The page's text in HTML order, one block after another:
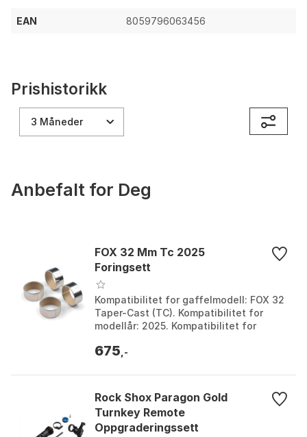
EAN 8059796063456
Prishistorikk
3 Måneder
Anbefalt for Deg
FOX 32 Mm Tc 2025
Foringsett
Kompatibilitet for gaffelmodell: FOX 32
Taper-Cast (TC). Kompatibilitet for
modellår: 2025. Kompatibilitet for
Fullt sett ...
675 ,-
Rock Shox Paragon Gold
Turnkey Remote
Oppgraderingssett